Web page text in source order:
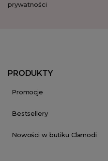
prywatności
PRODUKTY
Promocje
Bestsellery
Nowości w butiku Clamodi